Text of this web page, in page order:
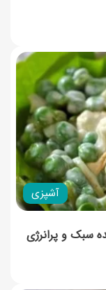
آشپزی
سبک و پرانرژی